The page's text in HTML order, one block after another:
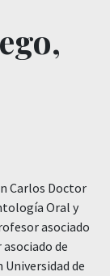
Carlos Doctor
Oral y
asociado
de
de